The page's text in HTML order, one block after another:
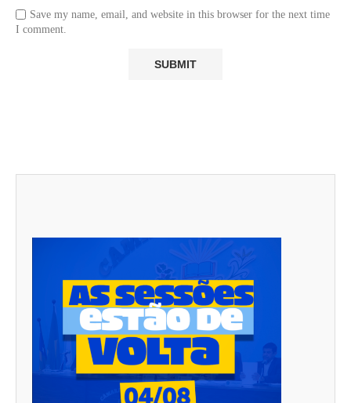
Save my name, email, and website in this browser for the next time
I comment.